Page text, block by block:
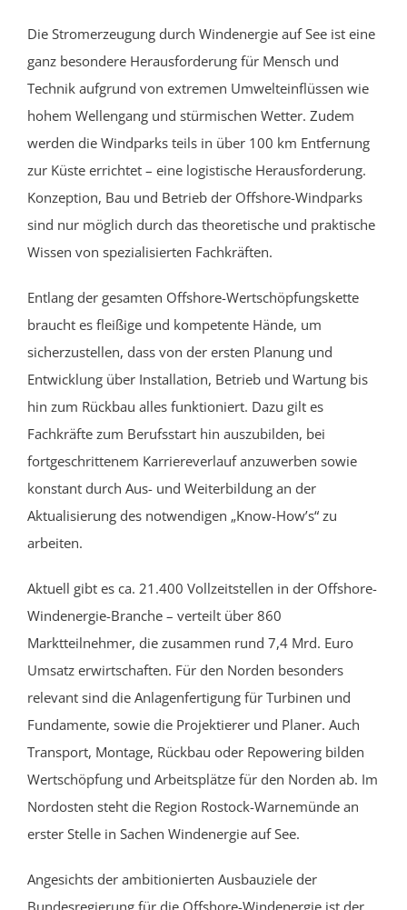
Die Stromerzeugung durch Windenergie auf See ist eine
ganz besondere Herausforderung für Mensch und
Technik aufgrund von extremen Umwelteinflüssen wie
hohem Wellengang und stürmischen Wetter. Zudem
werden die Windparks teils in über 100 km Entfernung
zur Küste errichtet – eine logistische Herausforderung.
Konzeption, Bau und Betrieb der Offshore-Windparks
sind nur möglich durch das theoretische und praktische
Wissen von spezialisierten Fachkräften.
Entlang der gesamten Offshore-Wertschöpfungskette
braucht es fleißige und kompetente Hände, um
sicherzustellen, dass von der ersten Planung und
Entwicklung über Installation, Betrieb und Wartung bis
hin zum Rückbau alles funktioniert. Dazu gilt es
Fachkräfte zum Berufsstart hin auszubilden, bei
fortgeschrittenem Karriereverlauf anzuwerben sowie
konstant durch Aus- und Weiterbildung an der
Aktualisierung des notwendigen „Know-How’s“ zu
arbeiten.
Aktuell gibt es ca. 21.400 Vollzeitstellen in der Offshore-
Windenergie-Branche – verteilt über 860
Marktteilnehmer, die zusammen rund 7,4 Mrd. Euro
Umsatz erwirtschaften. Für den Norden besonders
relevant sind die Anlagenfertigung für Turbinen und
Fundamente, sowie die Projektierer und Planer. Auch
Transport, Montage, Rückbau oder Repowering bilden
Wertschöpfung und Arbeitsplätze für den Norden ab. Im
Nordosten steht die Region Rostock-Warnemünde an
erster Stelle in Sachen Windenergie auf See.
Angesichts der ambitionierten Ausbauziele der
Bundesregierung für die Offshore-Windenergie ist der